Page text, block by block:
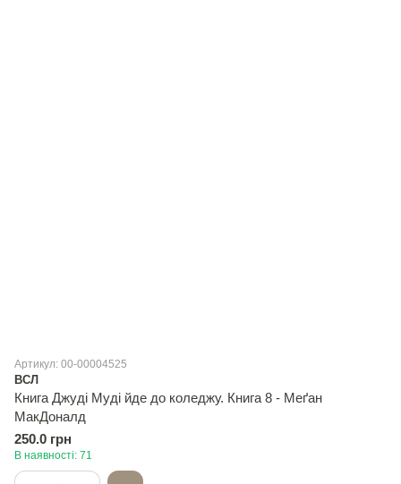
Артикул: 00-00004525
ВСЛ
Книга Джуді Муді йде до коледжу. Книга 8 - Меґан
МакДоналд
250.0 грн
В наявності: 71